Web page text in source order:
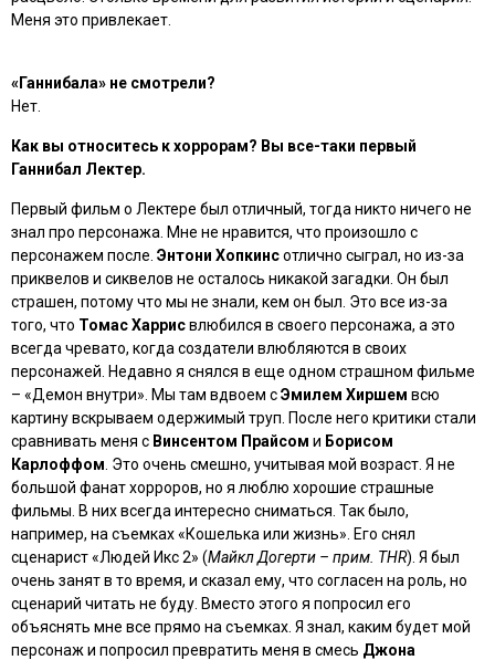
Меня это привлекает.
«Ганнибала» не смотрели?
Нет.
Как вы относитесь к хоррорам? Вы все-таки первый
Ганнибал Лектер.
Первый фильм о Лектере был отличный, тогда никто ничего не
знал про персонажа. Мне не нравится, что произошло с
персонажем после. Энтони Хопкинсотлично сыграл, но из-за
приквелов и сиквелов не осталось никакой загадки. Он был
страшен, потому что мы не знали, кем он был. Это все из-за
того, что Томас Харрисвлюбился в своего персонажа, а это
всегда чревато, когда создатели влюбляются в своих
персонажей. Недавно я снялся в еще одном страшном фильме
– «Демон внутри». Мы там вдвоем сЭмилем Хиршем всю
картину вскрываем одержимый труп. После него критики стали
сравнивать меня с Винсентом Прайсом и Борисом
Карлоффом . Это очень смешно, учитывая мой возраст. Я не
большой фанат хорроров, но я люблю хорошие страшные
фильмы. В них всегда интересно сниматься. Так было,
например, на съемках «Кошелька или жизнь». Его снял
сценарист «Людей Икс 2» (Майкл Догерти – прим. THR). Я был
очень занят в то время, и сказал ему, что согласен на роль, но
сценарий читать не буду. Вместо этого я попросил его
объяснять мне все прямо на съемках. Я знал, каким будет мой
персонаж и попросил превратить меня в смесь Джона